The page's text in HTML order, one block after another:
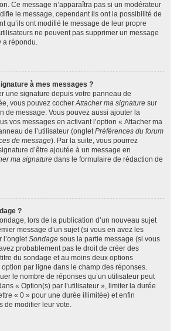
Ce message n’apparaîtra pas si un modérateur
le message, cependant ils ont la possibilité de
qu’ils ont modifié le message de leur propre
ne peuvent pas supprimer un message
a répondu.
à mes messages ?
une signature depuis votre panneau de
vous pouvez cocherAttacher ma signature sur
de message. Vous pouvez aussi ajouter la
vos messages en activant l’option « Attacher ma
de l’utilisateur (ongletPréférences du forum
de message). Par la suite, vous pourrez
d’être ajoutée à un message en
ma signature dans le formulaire de rédaction de
?
lors de la publication d’un nouveau sujet
message d’un sujet (si vous en avez les
l’ongletSondage sous la partie message (si vous
probablement pas le droit de créer des
du sondage et au moins deux options
par ligne dans le champ des réponses.
le nombre de réponses qu’un utilisateur peut
« Option(s) par l’utilisateur », limiter la durée
« 0 » pour une durée illimitée) et enfin
de modifier leur vote.